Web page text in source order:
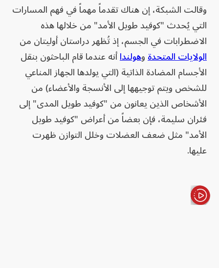
وقالت الشبكة، إن هناك تقدماً مهماً في فهم المسارات
التي يُحدث "كوفيد طويل الأمد" من خلالها هذه
الاضطرابات في الجسم، إذ تُظهر دراستان أوليتان من
الولايات المتحدةوهولنداأنه عندما قام الباحثون بنقل
الأجسام المضادة الذاتية (التي يولدها الجهاز المناعي
للشخص ويتم توجيهها إلى الأنسجة والأعضاء) من
الأشخاص الذين يعانون من "كوفيد طويل المدى" إلى
فئران سليمة، فإن بعضاً من أعراض "كوفيد طويل
الأمد" مثل ضعف العضلات وخلل التوازن ظهرت
عليها.